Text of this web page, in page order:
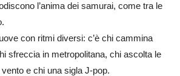
l’anima dei samurai, come tra le
con ritmi diversi: c’è chi cammina
sfreccia in metropolitana, chi ascolta le
e chi una sigla J-pop.